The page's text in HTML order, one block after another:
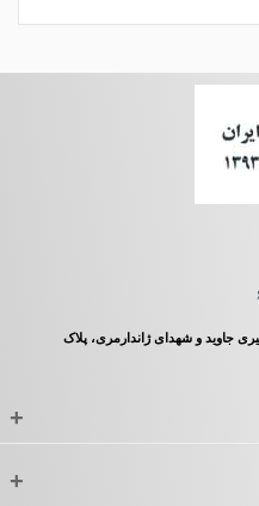
جاوید و شهدای ژاندارمری، پلاک
+
+